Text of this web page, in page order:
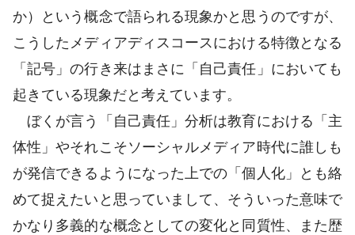
か）という概念で語られる現象かと思うのですが、
こうしたメディアディスコースにおける特徴となる
「記号」の行き来はまさに「自己責任」においても
起きている現象だと考えています。
ぼくが言う「自己責任」分析は教育における「主
体性」やそれこそソーシャルメディア時代に誰しも
が発信できるようになった上での「個人化」とも絡
めて捉えたいと思っていまして、そういった意味で
かなり多義的な概念としての変化と同質性、また歴